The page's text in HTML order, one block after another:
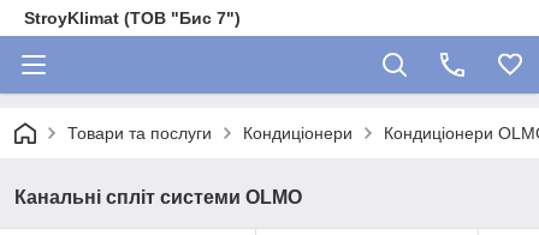
StroyKlimat (ТОВ "Бис 7")
Товари та послуги Кондиціонери Кондиціонери
Канальні спліт системи OLMO